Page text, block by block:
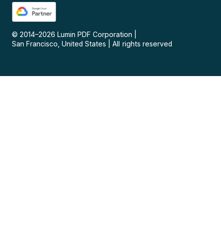
© 2014–2026 Lumin PDF Corporation
San Francisco, United States
All rights reserved